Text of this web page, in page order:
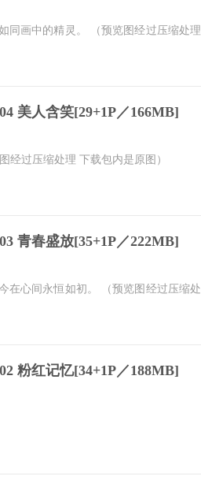
同画中的精灵。 （预览图经过压缩处理
美人含笑[29+1P／166MB]
经过压缩处理 下载包内是原图）
青春盛放[35+1P／222MB]
在心间永恒如初。 （预览图经过压缩处
粉红记忆[34+1P／188MB]